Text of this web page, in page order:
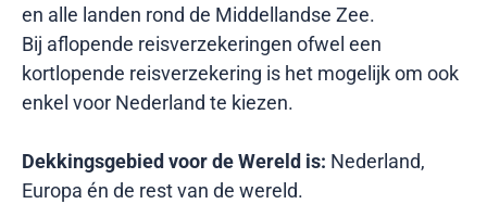
en alle landen rond de Middellandse Zee.
Bij aflopende reisverzekeringen ofwel een
kortlopende reisverzekering is het mogelijk om ook
enkel voor Nederland te kiezen.
Dekkingsgebied voor de Wereld is: Nederland,
Europa én de rest van de wereld.